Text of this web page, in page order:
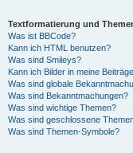
Textformatierung und
Was ist BBCode?
Kann ich HTML benutzen?
Was sind Smileys?
Kann ich Bilder in meine
Was sind globale
Was sind Bekanntmachungen?
Was sind wichtige Themen?
Was sind geschlossene
Was sind Themen-Symbole?